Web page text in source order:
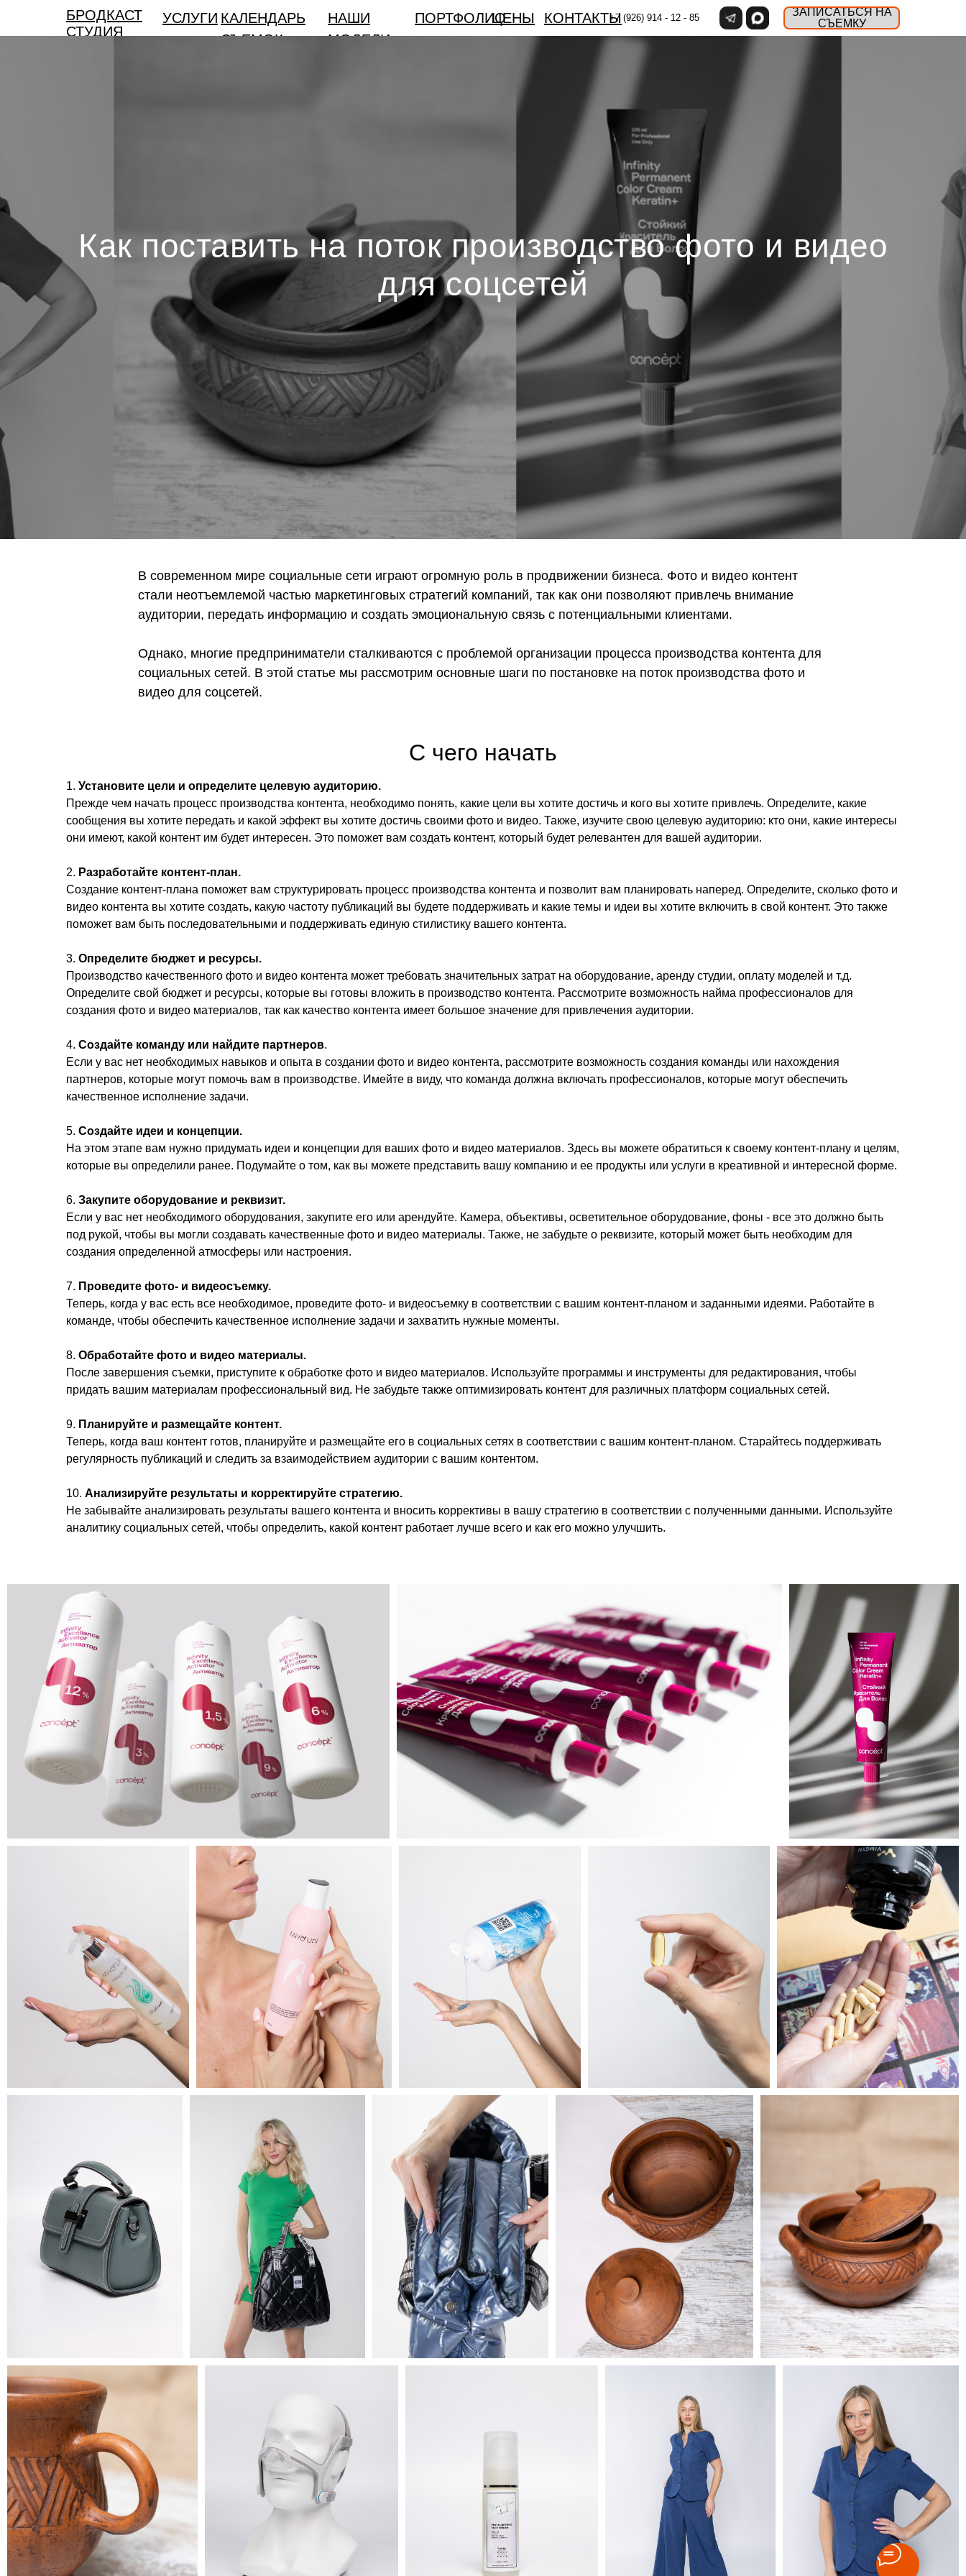
КОНТАКТЫ
ЦЕНЫ
ПОРТФОЛИО
БРОДКАСТ
СТУДИЯ
НАШИ
МОДЕЛИ
КАЛЕНДАРЬ
СЪЕМОК
УСЛУГИ
ЗАПИСАТЬСЯ НА
СЪЕМКУ
+7 (926) 914 - 12 - 85
Как поставить на поток производство фото и видео
для соцсетей
В современном мире социальные сети играют огромную роль в продвижении бизнеса. Фото и видео контент
стали неотъемлемой частью маркетинговых стратегий компаний, так как они позволяют привлечь внимание
аудитории, передать информацию и создать эмоциональную связь с потенциальными клиентами.
Однако, многие предприниматели сталкиваются с проблемой организации процесса производства контента для
социальных сетей. В этой статье мы рассмотрим основные шаги по постановке на поток производства фото и
видео для соцсетей.
С чего начать
1. Установите цели и определите целевую аудиторию.
Прежде чем начать процесс производства контента, необходимо понять, какие цели вы хотите достичь и кого вы хотите привлечь. Определите, какие
сообщения вы хотите передать и какой эффект вы хотите достичь своими фото и видео. Также, изучите свою целевую аудиторию: кто они, какие интересы
они имеют, какой контент им будет интересен. Это поможет вам создать контент, который будет релевантен для вашей аудитории.
2. Разработайте контент-план.
Создание контент-плана поможет вам структурировать процесс производства контента и позволит вам планировать наперед. Определите, сколько фото и
видео контента вы хотите создать, какую частоту публикаций вы будете поддерживать и какие темы и идеи вы хотите включить в свой контент. Это также
поможет вам быть последовательными и поддерживать единую стилистику вашего контента.
3. Определите бюджет и ресурсы.
Производство качественного фото и видео контента может требовать значительных затрат на оборудование, аренду студии, оплату моделей и т.д.
Определите свой бюджет и ресурсы, которые вы готовы вложить в производство контента. Рассмотрите возможность найма профессионалов для
создания фото и видео материалов, так как качество контента имеет большое значение для привлечения аудитории.
4. Создайте команду или найдите партнеров.
Если у вас нет необходимых навыков и опыта в создании фото и видео контента, рассмотрите возможность создания команды или нахождения
партнеров, которые могут помочь вам в производстве. Имейте в виду, что команда должна включать профессионалов, которые могут обеспечить
качественное исполнение задачи.
5. Создайте идеи и концепции.
На этом этапе вам нужно придумать идеи и концепции для ваших фото и видео материалов. Здесь вы можете обратиться к своему контент-плану и целям,
которые вы определили ранее. Подумайте о том, как вы можете представить вашу компанию и ее продукты или услуги в креативной и интересной форме.
6. Закупите оборудование и реквизит.
Если у вас нет необходимого оборудования, закупите его или арендуйте. Камера, объективы, осветительное оборудование, фоны - все это должно быть
под рукой, чтобы вы могли создавать качественные фото и видео материалы. Также, не забудьте о реквизите, который может быть необходим для
создания определенной атмосферы или настроения.
7. Проведите фото- и видеосъемку.
Теперь, когда у вас есть все необходимое, проведите фото- и видеосъемку в соответствии с вашим контент-планом и заданными идеями. Работайте в
команде, чтобы обеспечить качественное исполнение задачи и захватить нужные моменты.
8. Обработайте фото и видео материалы.
После завершения съемки, приступите к обработке фото и видео материалов. Используйте программы и инструменты для редактирования, чтобы
придать вашим материалам профессиональный вид. Не забудьте также оптимизировать контент для различных платформ социальных сетей.
9. Планируйте и размещайте контент.
Теперь, когда ваш контент готов, планируйте и размещайте его в социальных сетях в соответствии с вашим контент-планом. Старайтесь поддерживать
регулярность публикаций и следить за взаимодействием аудитории с вашим контентом.
10. Анализируйте результаты и корректируйте стратегию.
Не забывайте анализировать результаты вашего контента и вносить коррективы в вашу стратегию в соответствии с полученными данными. Используйте
аналитику социальных сетей, чтобы определить, какой контент работает лучше всего и как его можно улучшить.